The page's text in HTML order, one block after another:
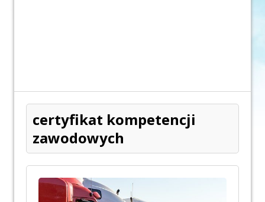
certyfikat kompetencji
zawodowych